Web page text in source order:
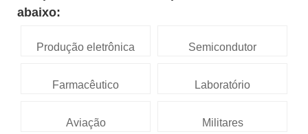
abaixo:
Produção eletrônica Semicondutor
Farmacêutico Laboratório
Aviação Militares